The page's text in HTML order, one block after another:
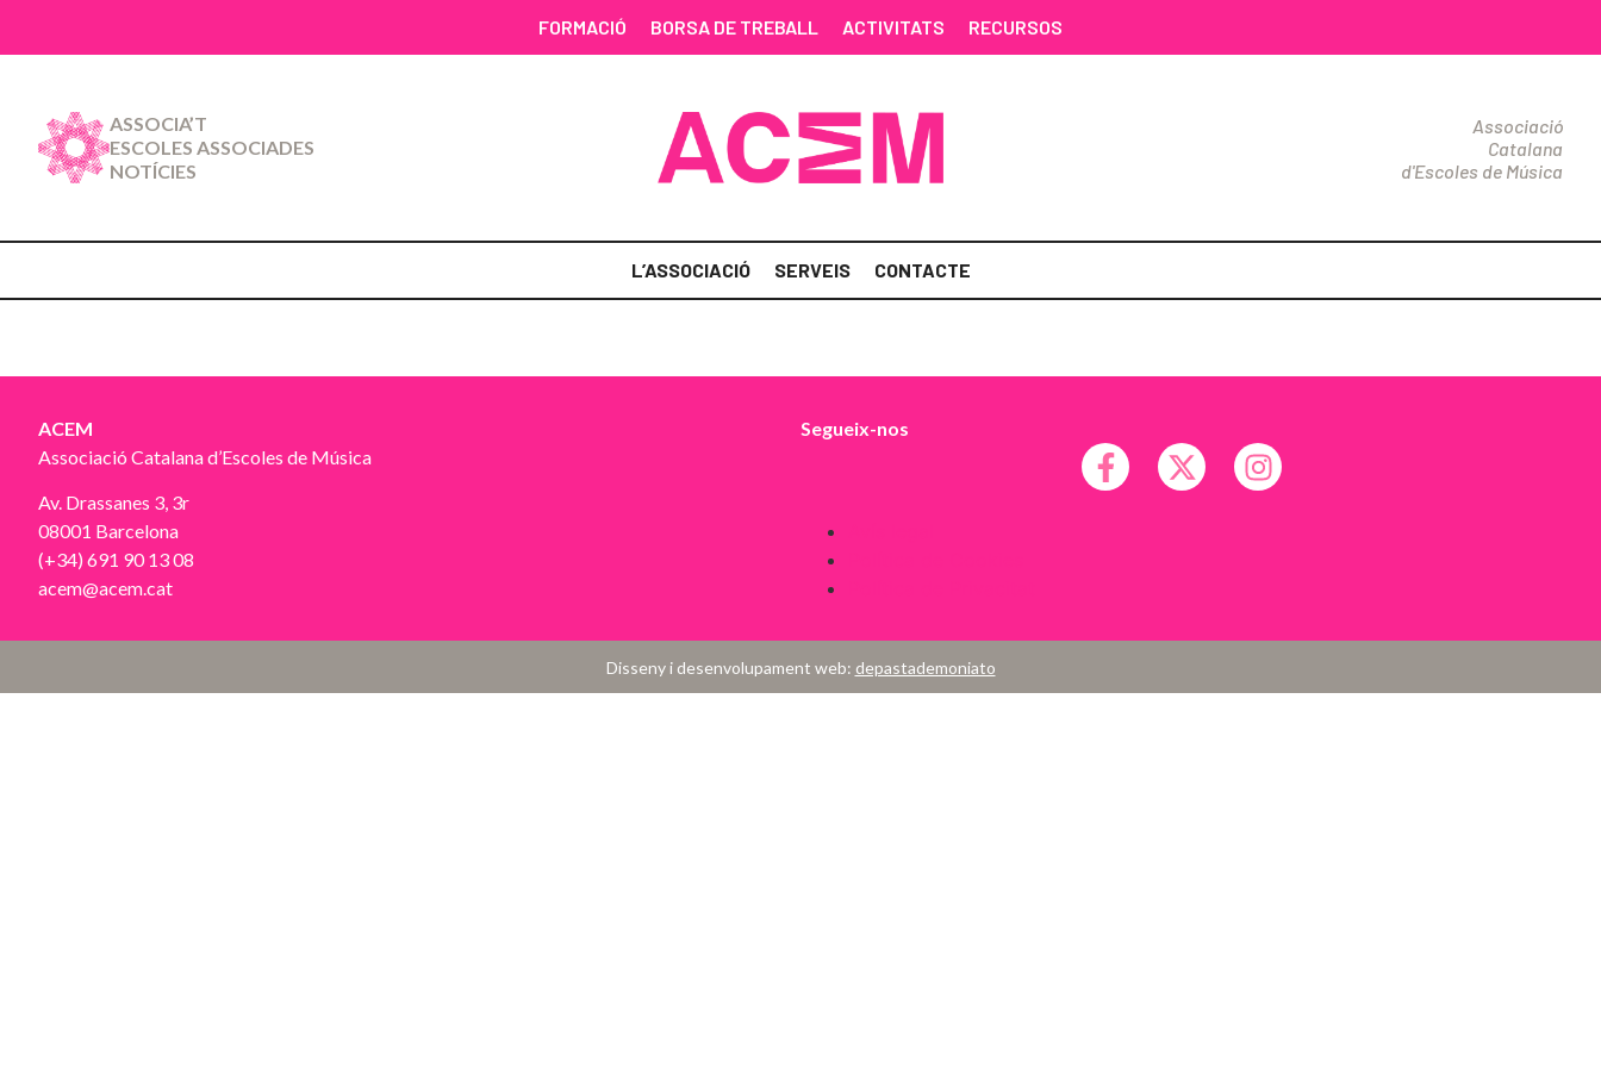
FORMACIÓ BORSA DE TREBALL ACTIVITATS RECURSOS
ASSOCIA’T
ESCOLES ASSOCIADES
NOTÍCIES
Associació
Catalana
d'Escoles de Música
L’ASSOCIACIÓ SERVEIS CONTACTE
ACEM
Associació Catalana d’Escoles de Música
Av. Drassanes 3, 3r
08001 Barcelona
(+34) 691 90 13 08
acem@acem.cat
Segueix-nos
Disseny i desenvolupament web: depastademoniato